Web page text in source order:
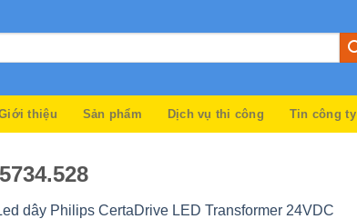
thiệu Sản phẩm Dịch vụ thi công Tin công ty
dây Philips CertaDrive LED Transformer 24VDC